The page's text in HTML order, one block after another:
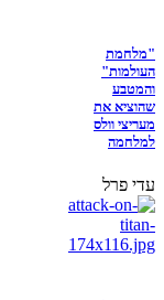
"מלחמת
העולמות"
והמטבע
שהוציא את
מעריצי וולס
למלחמה
עדי פרל